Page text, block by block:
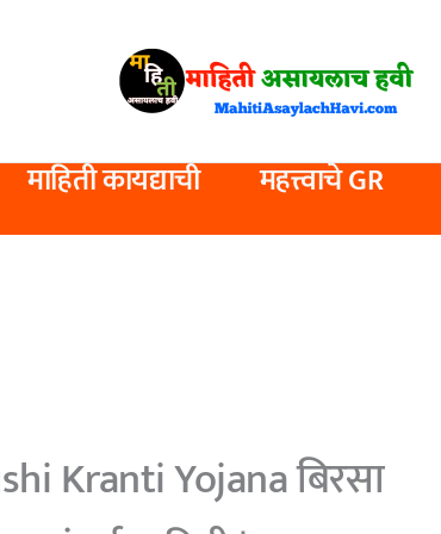
माहिती कायद्याची महत्त्वाचे GR
Kranti Yojana बिरसा